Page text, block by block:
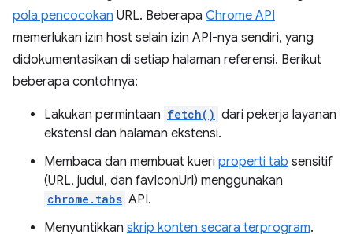
pola pencocokan URL. Beberapa Chrome API
memerlukan izin host selain izin API-nya sendiri, yang
didokumentasikan di setiap halaman referensi. Berikut
beberapa contohnya:
Lakukan permintaan fetch() dari pekerja layanan
ekstensi dan halaman ekstensi.
Membaca dan membuat kueri properti tab sensitif
(URL, judul, dan favIconUrl) menggunakan
chrome.tabs API.
Menyuntikkan skrip konten secara terprogram.